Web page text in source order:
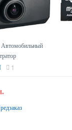
Автомобильный
1